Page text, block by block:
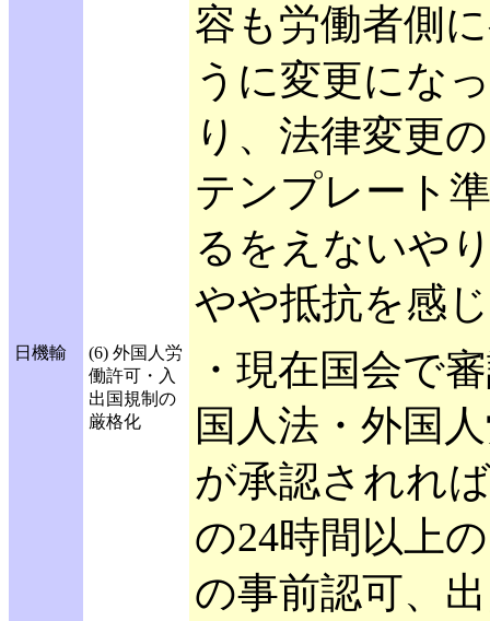
容も労働者側
うに変更にな
り、法律変更
テンプレート
るをえないや
やや抵抗を感
日機輸
(6) 外国人労
働許可・入
出国規制の
厳格化
・現在国会で
国人法・外国
が承認されれ
の24時間以上
の事前認可、